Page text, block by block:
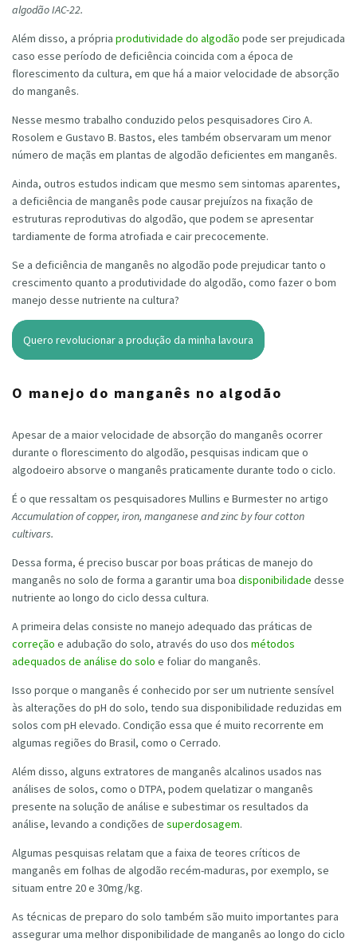
algodão IAC-22.
Além disso, a própria produtividade do algodão pode ser prejudicada
caso esse período de deficiência coincida com a época de
florescimento da cultura, em que há a maior velocidade de absorção
do manganês.
Nesse mesmo trabalho conduzido pelos pesquisadores Ciro A.
Rosolem e Gustavo B. Bastos, eles também observaram um menor
número de maçãs em plantas de algodão deficientes em manganês.
Ainda, outros estudos indicam que mesmo sem sintomas aparentes,
a deficiência de manganês pode causar prejuízos na fixação de
estruturas reprodutivas do algodão, que podem se apresentar
tardiamente de forma atrofiada e cair precocemente.
Se a deficiência de manganês no algodão pode prejudicar tanto o
crescimento quanto a produtividade do algodão, como fazer o bom
manejo desse nutriente na cultura?
Quero revolucionar a produção da minha lavoura
O manejo do manganês no algodão
Apesar de a maior velocidade de absorção do manganês ocorrer
durante o florescimento do algodão, pesquisas indicam que o
algodoeiro absorve o manganês praticamente durante todo o ciclo.
É o que ressaltam os pesquisadores Mullins e Burmester no artigo
Accumulation of copper, iron, manganese and zinc by four cotton
cultivars.
Dessa forma, é preciso buscar por boas práticas de manejo do
manganês no solo de forma a garantir uma boa disponibilidade desse
nutriente ao longo do ciclo dessa cultura.
A primeira delas consiste no manejo adequado das práticas de
correção e adubação do solo, através do uso dos métodos
adequados de análise do solo e foliar do manganês.
Isso porque o manganês é conhecido por ser um nutriente sensível
às alterações do pH do solo, tendo sua disponibilidade reduzidas em
solos com pH elevado. Condição essa que é muito recorrente em
algumas regiões do Brasil, como o Cerrado.
Além disso, alguns extratores de manganês alcalinos usados nas
análises de solos, como o DTPA, podem quelatizar o manganês
presente na solução de análise e subestimar os resultados da
análise, levando a condições de superdosagem.
Algumas pesquisas relatam que a faixa de teores críticos de
manganês em folhas de algodão recém-maduras, por exemplo, se
situam entre 20 e 30mg/kg.
As técnicas de preparo do solo também são muito importantes para
assegurar uma melhor disponibilidade de manganês ao longo do ciclo